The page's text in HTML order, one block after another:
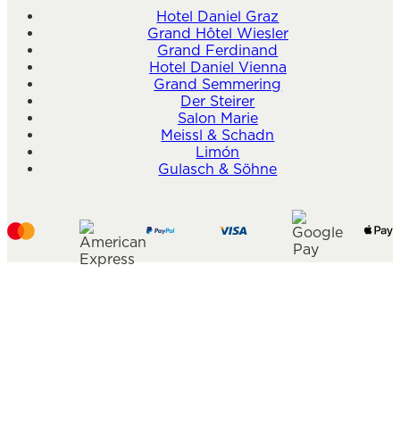
Hotel Daniel Graz
Grand Hôtel Wiesler
Grand Ferdinand
Hotel Daniel Vienna
Grand Semmering
Der Steirer
Salon Marie
Meissl & Schadn
Limón
Gulasch & Söhne